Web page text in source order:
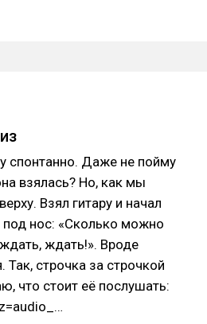
спонтанно. Даже не пойму
взялась? Но, как мы
Взял гитару и начал
под нос: «Сколько можно
ждать!». Вроде
Так, строчка за строчкой
что стоит её послушать: